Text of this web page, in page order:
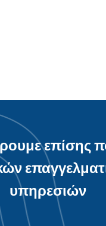
επίσης
υπηρεσιών